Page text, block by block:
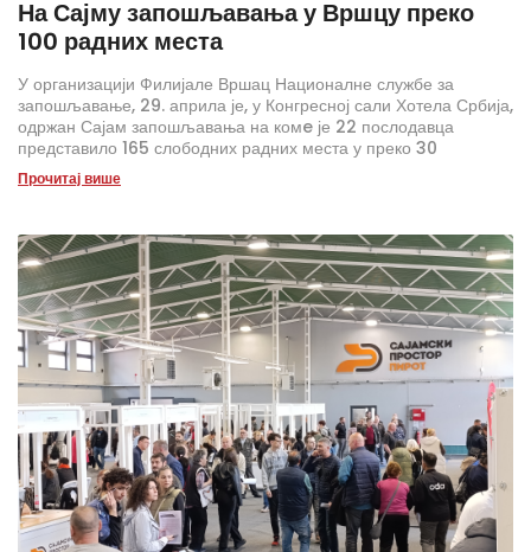
На Сајму запошљавања у Вршцу преко
100 радних места
У организацији Филијале Вршац Националне службе за
запошљавање, 29. априла је, у Конгресној сали Хотела Србија,
одржан Сајам запошљавања на комe је 22 послодавца
представило 165 слободних радних места у преко 30
занимања. Кувари, конобари, рецепционери, магационери,
агенти теренске продаје, радници у производњи и фармацеути
Прочитај више